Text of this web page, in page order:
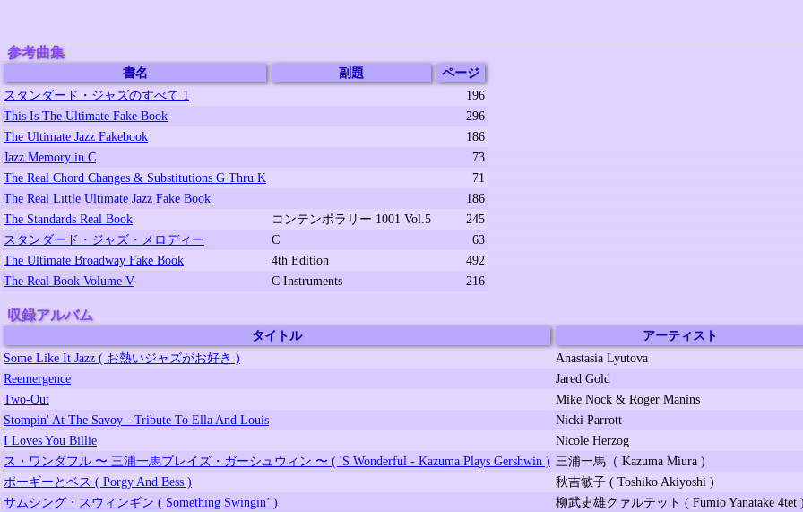
参考曲集
書名 副題
ページ
スタンダード・ジャズのすべて 1
196
This Is The Ultimate Fake Book
296
The Ultimate Jazz Fakebook
186
Jazz Memory in C
73
The Real Chord Changes & Substitutions G Thru K
71
The Real Little Ultimate Jazz Fake Book
186
The Standards Real Book
コンテンポラリー 1001 Vol.5
245
スタンダード・ジャズ・メロディー
C
63
The Ultimate Broadway Fake Book
4th Edition
492
The Real Book Volume V
C Instruments 216
収録アルバム
タイトル
アーティスト
Some Like It Jazz ( お熱いジャズがお好き )
Anastasia Lyutova
Reemergence
Jared Gold
Two-Out
Mike Nock & Roger Manins
Stompin' At The Savoy - Tribute To Ella And Louis
Nicki Parrott
I Loves You Billie
Nicole Herzog
ス・ワンダフル 〜 三浦一馬プレイズ・ガーシュウィン 〜 ( 'S Wonderful - Kazuma Plays Gershwin ) 三浦一馬（ Kazuma Miura )
ポーギーとベス ( Porgy And Bess )
秋吉敏子 ( Toshiko Akiyoshi )
サムシング・スウィンギン ( Something Swingin’ )
柳武史雄クァルテット ( Fumio Yanatake 4tet